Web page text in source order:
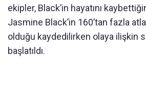
ekipler, Black’in hayatını
Jasmine Black’in 160’tan fazla
olduğu kaydedilirken olaya ilişkin
başlatıldı.